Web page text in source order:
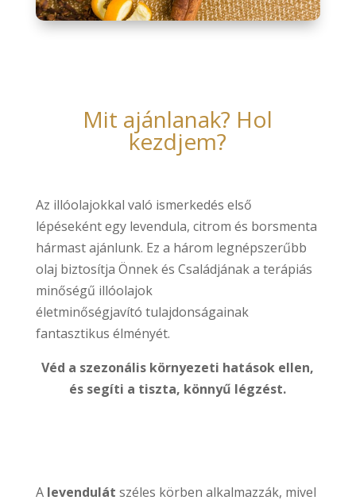
Mit ajánlanak? Hol
kezdjem?
Az illóolajokkal való ismerkedés első
lépéseként egy levendula, citrom és borsmenta
hármast ajánlunk. Ez a három legnépszerűbb
olaj biztosítja Önnek és Családjának a terápiás
minőségű illóolajok
életminőségjavító tulajdonságainak
fantasztikus élményét.
Véd a szezonális környezeti hatások ellen,
és segíti a tiszta, könnyű légzést.
A levendulát széles körben alkalmazzák, mivel